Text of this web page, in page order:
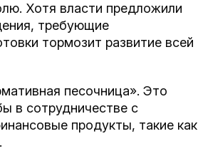
Хотя власти предложили
требующие
тормозит развитие всей
песочница». Это
в сотрудничестве с
продукты, такие как